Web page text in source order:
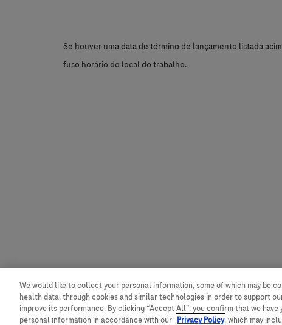
Se houver uma data de término de lançamento listada
fuso horário do local do trabalho.
We would like to collect your personal information, some of which may be
health data, through cookies and similar technologies in order to support
improve its performance. By clicking “Accept All”, you confirm that we
personal information in accordance with our Privacy Policy, which may